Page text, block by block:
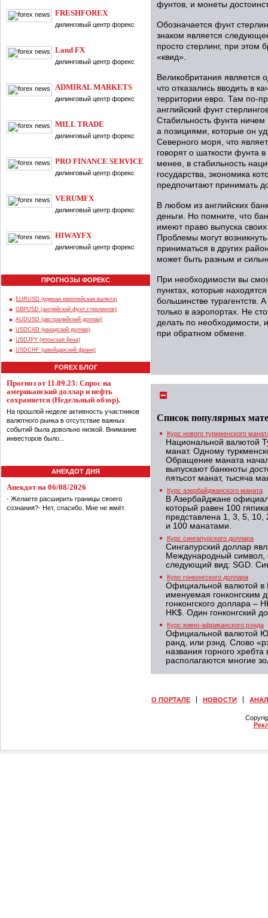
FRESHFOREX
дилинговый центр форекс
Land FX
дилинговый центр форекс
ADMIRAL MARKETS
дилинговый центр форекс
MILL TRADE
дилинговый центр форекс
PRO FINANCE SERVICE
дилинговый центр форекс
VERUMFX
дилинговый центр форекс
HIWAYFX
дилинговый центр форекс
ПРОГНОЗЫ ФОРЕКС
EURUSD (единая европейская валюта)
GBPUSD (английский фунт стерлингов)
AUDUSD (австралийский доллар)
USDCAD (канадский доллар)
USDJPY (японская йена)
USDCHF (швейцарский франк)
FOREX БЛОГ
Прогноз от 11.09.23: Спрос на
американский доллар и нефть
сохраняется (Недельный обзор).
На прошлой неделе активность участников
валютного рынка в отсутствие важных
событий была довольно низкой. Внимание
инвесторов было...
АНЕКДОТ ДНЯ
Анекдот на 06/08/2026
- Желаете расширить границы своего
сознания?- Нет, спасибо. Мне не жмёт.
фунтов, и монеты
Обозначается фунт
знаком является
просто стерлинг, при этом
«квид».
Великобритания является
что отказались вводить в
территории евро. Там по-
английский фунт
Стабильность фунта ничем
а позициями, которые он
Северного моря, что
говорят о шаткости фунта
менее, в стабильность
государства, экономика
предпочитают принимать
В любом из английских
деньги. Но помните, что
имеют право выпуска
Проблемы могут
приниматься в других
может быть разным и
При необходимости вы
пунктах, которые
большинстве турагентств.
только в аэропортах. Не
делать по необходимости,
при обратном обмене.
Список популярных
Курс нового туркменского
Национальной валютой
манат. Одному
Обращение маната
выпускают банкноты
пятьсот манат, тысяча
Курс азербайджанского маната
В Азербайджане
который равен 100
представлена 1, 3, 5,
и 100 манатами.
Курс сингапурского доллара
Сингапурский доллар
Международный символ,
следующий вид: SGD.
Курс гонконгского доллара
Официальной валютой в
именуемая гонконгским
гонконгского доллара –
HK$. Один гонконгский
Курс южно-африканского рэнда
Официальной валютой
ранд, или рэнд. Слово
названия горного
располагаются многие
О ПОРТАЛЕ НОВОСТИ